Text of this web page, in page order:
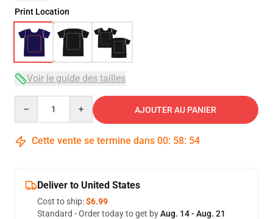
Print Location
Voir le guide des tailles
AJOUTER AU PANIER
Cette vente se termine dans 00: 58: 54
Deliver to United States
Cost to ship:$6.99
Standard - Order today to get byAug. 14 - Aug. 21